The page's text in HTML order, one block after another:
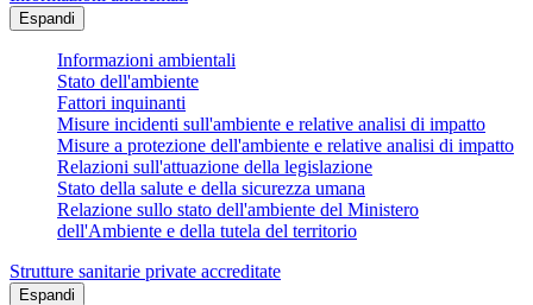
Espandi
Informazioni ambientali
Stato dell'ambiente
Fattori inquinanti
Misure incidenti sull'ambiente e relative analisi di impatto
Misure a protezione dell'ambiente e relative analisi di impatto
Relazioni sull'attuazione della legislazione
Stato della salute e della sicurezza umana
Relazione sullo stato dell'ambiente del Ministero
dell'Ambiente e della tutela del territorio
Strutture sanitarie private accreditate
Espandi